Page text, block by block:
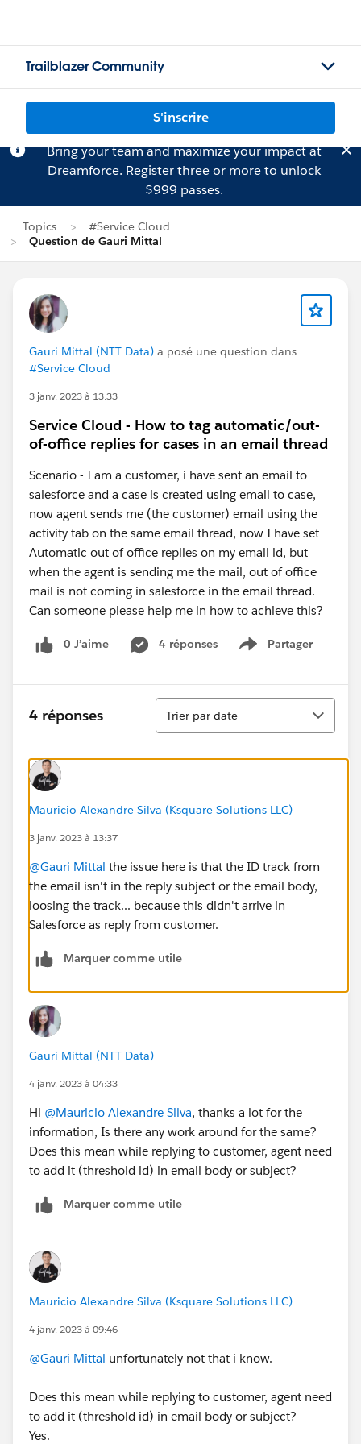
Trailblazer Community
S'inscrire
Bring your team and maximize your impact at
Dreamforce. Registerthree or more to unlock
$999 passes.
Topics
#Service Cloud
Question de Gauri Mittal
Gauri Mittal (NTT Data) a posé une question dans
#Service Cloud
3 janv. 2023 à 13:33
Service Cloud - How to tag automatic/out-
of-office replies for cases in an email thread
Scenario - I am a customer, i have sent an email to
salesforce and a case is created using email to case,
now agent sends me (the customer) email using the
activity tab on the same email thread, now I have set
Automatic out of office replies on my email id, but
when the agent is sending me the mail, out of office
mail is not coming in salesforce in the email thread.
Can someone please help me in how to achieve this?
0 J’aime 4 réponses Partager
Show menu
4 réponses
Tri
Trier par date
Mauricio Alexandre Silva (Ksquare Solutions LLC)
3 janv. 2023 à 13:37
@Gauri Mittal the issue here is that the ID track from
the email isn't in the reply subject or the email body,
loosing the track... because this didn't arrive in
Salesforce as reply from customer.
Marquer comme utile
Gauri Mittal (NTT Data)
4 janv. 2023 à 04:33
Hi @Mauricio Alexandre Silva, thanks a lot for the
information, Is there any work around for the same?
Does this mean while replying to customer, agent need
to add it (threshold id) in email body or subject?
Marquer comme utile
Mauricio Alexandre Silva (Ksquare Solutions LLC)
4 janv. 2023 à 09:46
@Gauri Mittal unfortunately not that i know.
Does this mean while replying to customer, agent need
to add it (threshold id) in email body or subject?
Yes.